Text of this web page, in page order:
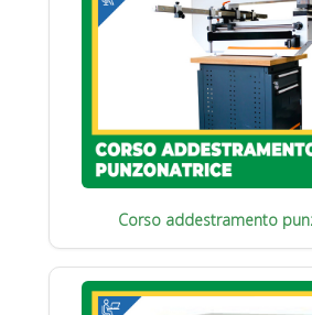
Corso addestramento